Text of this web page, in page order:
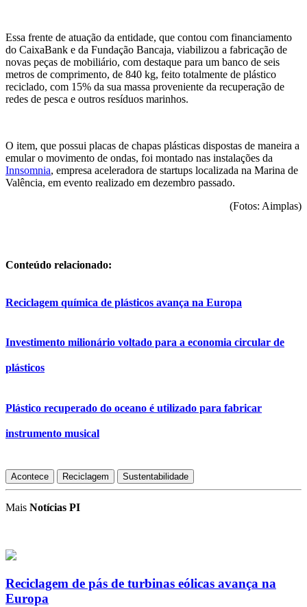
Essa frente de atuação da entidade, que contou com financiamento
do CaixaBank e da Fundação Bancaja, viabilizou a fabricação de
novas peças de mobiliário, com destaque para um banco de seis
metros de comprimento, de 840 kg, feito totalmente de plástico
reciclado, com 15% da sua massa proveniente da recuperação de
redes de pesca e outros resíduos marinhos.
O item, que possui placas de chapas plásticas dispostas de maneira a
emular o movimento de ondas, foi montado nas instalações da
Innsomnia, empresa aceleradora de startups localizada na Marina de
Valência, em evento realizado em dezembro passado.
(Fotos: Aimplas)
Conteúdo relacionado:
Reciclagem química de plásticos avança na Europa
Investimento milionário voltado para a economia circular de
plásticos
Plástico recuperado do oceano é utilizado para fabricar
instrumento musical
Acontece Reciclagem Sustentabilidade
Mais Notícias PI
Reciclagem de pás de turbinas eólicas avança na
Europa